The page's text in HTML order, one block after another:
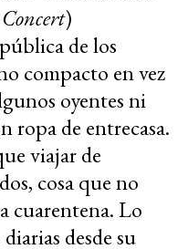
)
de los
compacto en vez
oyentes ni
ropa de entrecasa.
viajar de
cosa que no
cuarentena. Lo
desde su